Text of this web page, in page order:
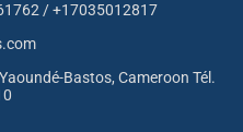
/ +17035012817
Bastos, Cameroon Tél.